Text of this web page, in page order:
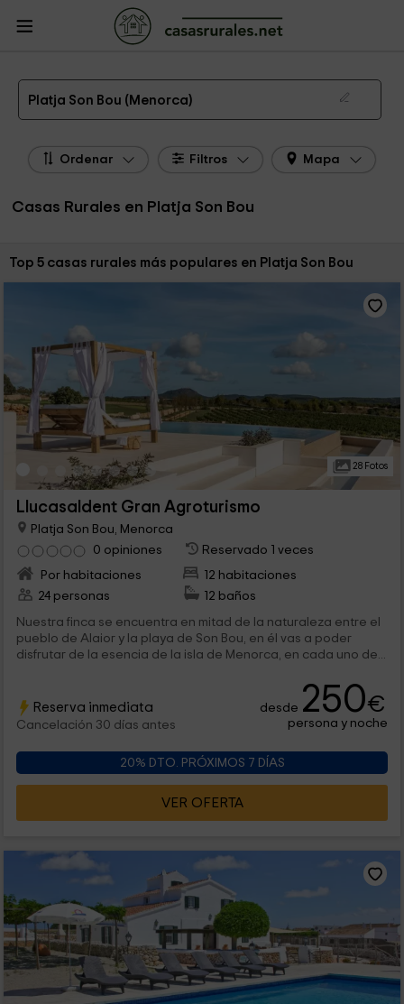
Casas Rurales
Rurales Menorca
Casas Rurales Platja Son Bou
Las 5 mejores casas rurales en Platja Son Bou de 2026
Platja Son Bou (Menorca)
Ordenar Filtros Mapa
Casas Rurales en Platja Son Bou
Ordenar por:
Top 5 casas rurales más populares en Platja Son Bou
28 Fotos
Llucasaldent Gran Agroturismo
Platja Son Bou, Menorca
0 opiniones
Reservado 1 veces
Por habitaciones
12 habitaciones
24 personas
12 baños
Nuestra finca se encuentra en mitad de la naturaleza entre el
pueblo de Alaior y la playa de Son Bou, en él vas a poder
disfrutar de la esencia de la isla de Menorca, en cada uno de...
Reserva inmediata
Cancelación 30 días antes
desde 250€
persona y noche
20% DTO. PRÓXIMOS 7 DÍAS
VER OFERTA